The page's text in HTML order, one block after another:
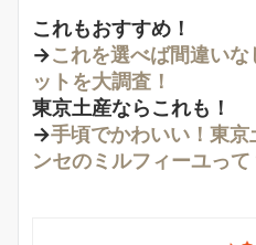
これもおすすめ！
→これを選べば間違い
ットを大調査！
東京土産ならこれも！
→手頃でかわいい！東
ンセのミルフィーユって